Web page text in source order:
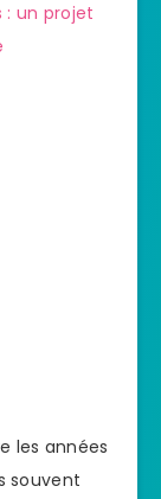
: un projet
les années
souvent